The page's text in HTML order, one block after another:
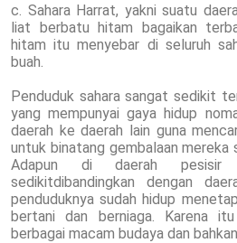
c. Sahara Harrat, yakni suatu
liat berbatu hitam bagaikan
hitam itu menyebar di seluruh
buah.
Penduduk sahara sangat sedikit
yang mempunyai gaya hidup
daerah ke daerah lain guna
untuk binatang gembalaan mereka
Adapun di daerah pesisir
sedikitdibandingkan dengan
penduduknya sudah hidup
bertani dan berniaga. Karena
berbagai macam budaya dan